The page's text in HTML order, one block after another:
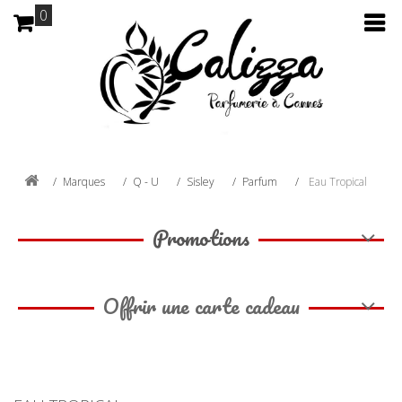
0
Marques Q - U Sisley Parfum Eau Tropical
Promotions
Offrir une carte cadeau